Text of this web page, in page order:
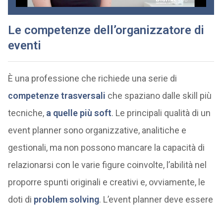
Le competenze dell’organizzatore di
eventi
È una professione che richiede una serie di
competenze trasversali che spaziano dalle skill più
tecniche, a quelle più soft. Le principali qualità di un
event planner sono organizzative, analitiche e
gestionali, ma non possono mancare la capacità di
relazionarsi con le varie figure coinvolte, l’abilità nel
proporre spunti originali e creativi e, ovviamente, le
doti di problem solving. L’event planner deve essere